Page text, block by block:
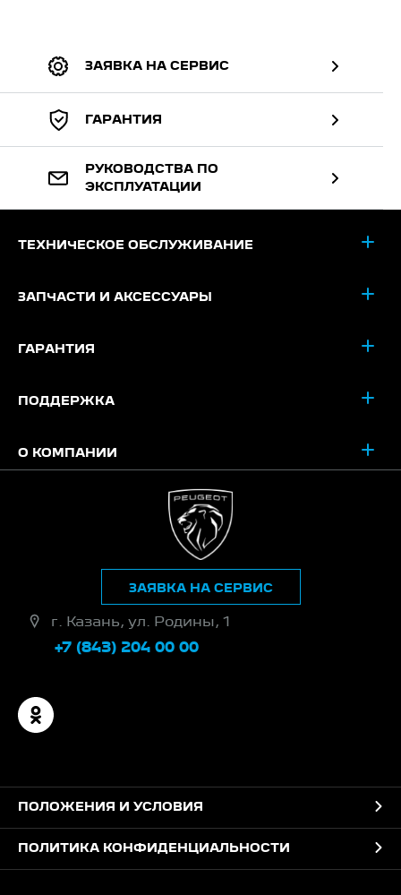
ЗАЯВКА НА СЕРВИС
ГАРАНТИЯ
РУКОВОДСТВА ПО
ЭКСПЛУАТАЦИИ
ТЕХНИЧЕСКОЕ ОБСЛУЖИВАНИЕ
ЗАПЧАСТИ И АКСЕССУАРЫ
ГАРАНТИЯ
ПОДДЕРЖКА
О КОМПАНИИ
г. Казань, ул. Родины, 1
+7 (843) 204 00 00
ЗАЯВКА НА СЕРВИС
ПОЛОЖЕНИЯ И УСЛОВИЯ
ПОЛИТИКА КОНФИДЕНЦИАЛЬНОСТИ